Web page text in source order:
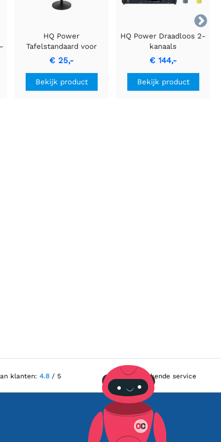

HQ Power
Tafelstandaard voor
Microfoon
€ 25,-
Bekijk product
HQ Power Draadloos 2-
kanaals
microfoonsysteem
MICW81
€ 144,-
Bekijk product
klanten: 4.8/ 5 Uitstekende service